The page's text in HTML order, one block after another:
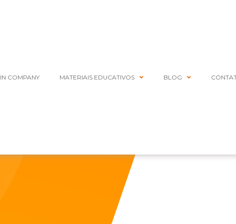
IN COMPANY MATERIAIS EDUCATIVOS BLOG